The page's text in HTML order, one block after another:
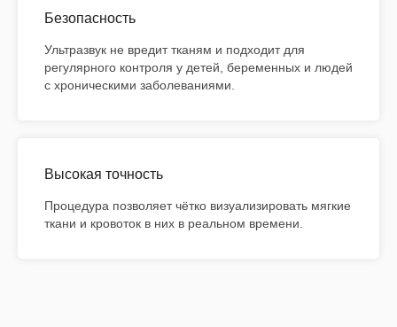
Безопасность
Ультразвук не вредит тканям и подходит для
регулярного контроля у детей, беременных и людей
с хроническими заболеваниями.
Высокая точность
Процедура позволяет чётко визуализировать мягкие
ткани и кровоток в них в реальном времени.